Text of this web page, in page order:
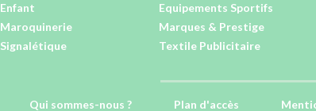
Enfant
Equipements Sportifs
Maroquinerie
Marques & Prestige
Signalétique
Textile Publicitaire
Qui sommes-nous ? Plan d'accès